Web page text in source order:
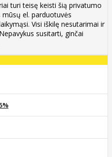
turi teisę keisti šią privatumo
el. parduotuvės
Visi iškilę nesutarimai ir
susitarti, ginčai